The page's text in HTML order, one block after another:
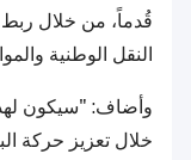
قُدماً، من خلال ربط
النقل الوطنية
وأضاف: "سيكون
خلال تعزيز حركة